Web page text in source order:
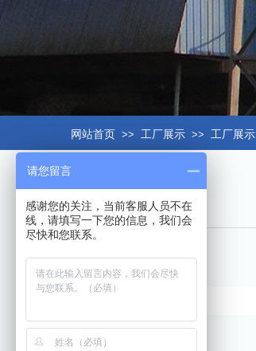
网站首页 >> 工厂展示 >> 工厂展示
请您留言
感谢您的关注，当前客服人员不在
线，请填写一下您的信息，我们会
尽快和您联系。